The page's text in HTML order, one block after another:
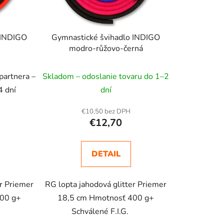
–
dní
Priemer
g+
Gymnastické švihadlo INDIGO
modro-růžovo-černá
Skladom – odoslanie tovaru do 1–2
dní
€10,50 bez DPH
€12,70
DETAIL
RG lopta jahodová glitter Priemer
18,5 cm Hmotnosť 400 g+
Schválené F.I.G.